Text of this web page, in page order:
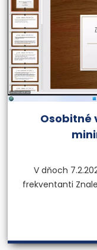
Osobitné
V dňoch
frekventanti